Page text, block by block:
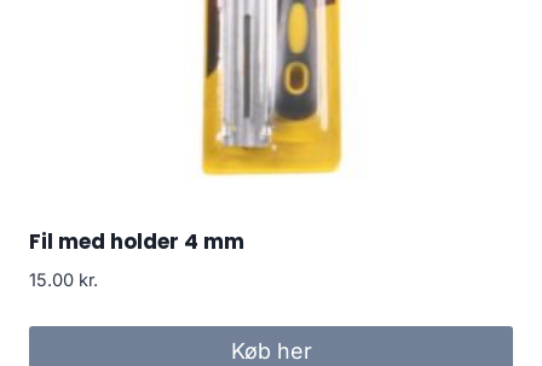
Fil med holder 4 mm
15.00 kr.
Køb her